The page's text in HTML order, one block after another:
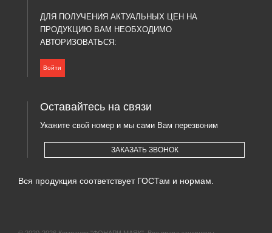
ДЛЯ ПОЛУЧЕНИЯ АКТУАЛЬНЫХ ЦЕН НА
ПРОДУКЦИЮ ВАМ НЕОБХОДИМО
АВТОРИЗОВАТЬСЯ:
Войти
Оставайтесь на связи
Укажите свой номер и мы сами Вам перезвоним
ЗАКАЗАТЬ ЗВОНОК
Вся продукция соответствует ГОСТам и нормам.